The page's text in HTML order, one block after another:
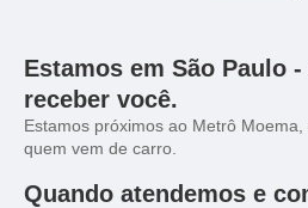
Estamos em São Paulo
receber você.
Estamos próximos ao Metrô
quem vem de carro.
Quando atendemos e